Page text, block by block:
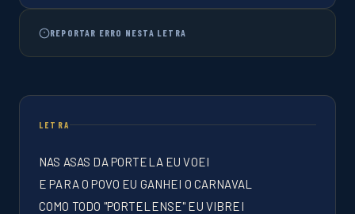
LETRA
NAS ASAS DA PORTELA EU VOEI
E PARA O POVO EU GANHEI O CARNAVAL
COMO TODO "PORTELENSE" EU VIBREI
REPORTAR ERRO NESTA LETRA